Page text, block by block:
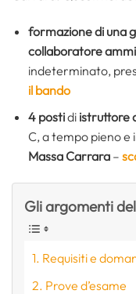
formazione di una
collaboratore
indeterminato,
il bando
4 postidi istruttore
C, a tempo pieno
Massa Carrara–
Gli argomenti
Requisiti e
Prove d’esame